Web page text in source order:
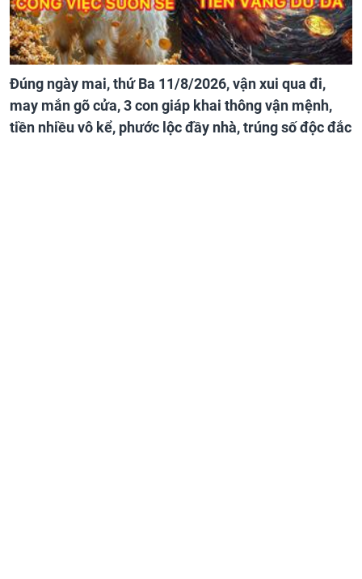
Đúng ngày mai, thứ Ba 11/8/2026, vận xui qua đi,
may mắn gõ cửa, 3 con giáp khai thông vận mệnh,
tiền nhiều vô kể, phước lộc đầy nhà, trúng số độc đắc